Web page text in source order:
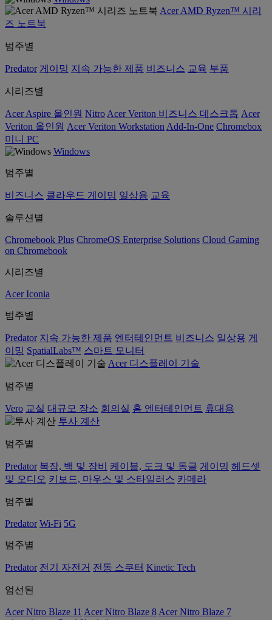
Acer AMD Ryzen™ 시리
즈 노트북
범주별
Predator 게이밍 지속 가능한 제품 비즈니스 교육 부품
시리즈별
Acer Aspire 올인원 Nitro Acer Veriton 비즈니스 데스크톱 Acer
Veriton 올인원 Acer Veriton Workstation Add-In-One Chromebox
미니 PC
Windows
범주별
비즈니스 클라우드 게이밍 일상용 교육
솔루션별
Chromebook Plus ChromeOS Enterprise Solutions Cloud Gaming
on Chromebook
시리즈별
Acer Iconia
범주별
Predator 지속 가능한 제품 엔터테인먼트 비즈니스 일상용 게
이밍 SpatialLabs™ 스마트 모니터
Acer 디스플레이 기술
범주별
Vero 교실 대규모 장소 회의실 홈 엔터테인먼트 휴대용
투사 계산
범주별
Predator 복장, 백 및 장비 케이블, 도크 및 동글 게이밍 헤드셋
및 오디오 키보드, 마우스 및 스타일러스 카메라
범주별
Predator Wi-Fi 5G
범주별
Predator 전기 자전거 전동 스쿠터 Kinetic Tech
엄선된
Acer Nitro Blaze 11 Acer Nitro Blaze 8 Acer Nitro Blaze 7